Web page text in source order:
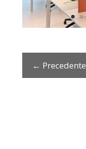
← Precedente